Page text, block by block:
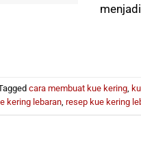
cara membuat kue kering,
kering lebaran, resep kue kering